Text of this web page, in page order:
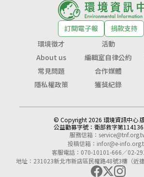
訂閱電子報
捐款支持
環境徵才
活動
About us
編輯室自律公約
常見問題
合作媒體
隱私權政策
獲獎紀錄
© Copyright 2026 環境資訊中心
公益勸募字號： 衛部救字第
服務信箱：
投稿信箱： infor@e-
客服電話：070-10101-666／02-
地址：231023新北市新店區民權路48號3樓（近